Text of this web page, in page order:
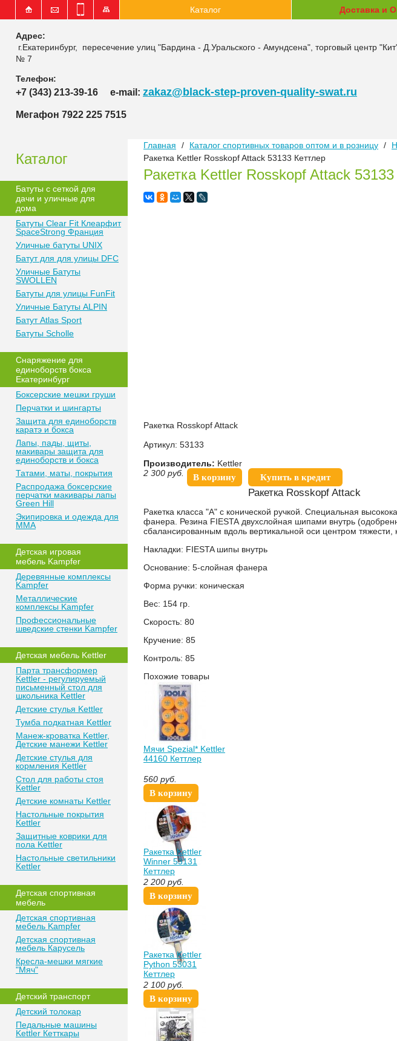
Каталог Доставка и
Адрес:
г.Екатеринбург, пересечение улиц "Бардина - Д.Уральского - Амундсена", торговый центр
№ 7
Телефон:
+7 (343) 213-39-16 e-mail: zakaz@black-step-proven-quality-swat.ru
Мегафон 7922 225 7515
Каталог
Батуты с сеткой для
дачи и уличные для
дома
Батуты Clear Fit Клеарфит
SpaceStrong Франция
Уличные батуты UNIX
Батут для для улицы DFC
Уличные Батуты
SWOLLEN
Батуты для улицы FunFit
Уличные Батуты ALPIN
Батут Atlas Sport
Батуты Scholle
Снаряжение для
единоборств бокса
Екатеринбург
Боксерские мешки груши
Перчатки и шингарты
Защита для единоборств
каратэ и бокса
Лапы, пады, щиты,
макивары защита для
единоборств и бокса
Татами, маты, покрытия
Распродажа боксерские
перчатки макивары лапы
Green Hill
Экипировка и одежда для
MMA
Детская игровая
мебель Kampfer
Деревянные комплексы
Kampfer
Металлические
комплексы Kampfer
Профессиональные
шведские стенки Kampfer
Детская мебель Kettler
Парта трансформер
Kettler - регулируемый
письменный стол для
школьника Kettler
Детские стулья Kettler
Тумба подкатная Kettler
Манеж-кроватка Kettler,
Детские манежи Kettler
Детские стулья для
кормления Kettler
Стол для работы стоя
Kettler
Детские комнаты Kettler
Настольные покрытия
Kettler
Защитные коврики для
пола Kettler
Настольные светильники
Kettler
Детская спортивная
мебель
Детская спортивная
мебель Kampfer
Детская спортивная
мебель Карусель
Кресла-мешки мягкие
"Мяч"
Детский транспорт
Детский толокар
Педальные машины
Kettler Кетткары
Главная / Каталог спортивных товаров оптом и в розницу /
Ракетка Kettler Rosskopf Attack 53133 Кеттлер
Ракетка Kettler Rosskopf Attack 53133
Ракетка Rosskopf Attack
Артикул: 53133
Производитель: Kettler
2 300 руб. В корзину Купить в кредит
Ракетка Rosskopf Attack
Ракетка класса "A" с конической ручкой. Специальная
фанера. Резина FIESTA двухслойная шипами внутрь
сбалансированным вдоль вертикальной оси центром
Накладки: FIESTA шипы внутрь
Основание: 5-слойная фанера
Форма ручки: коническая
Вес: 154 гр.
Скорость: 80
Кручение: 85
Контроль: 85
Похожие товары
Мячи Spezial* Kettler
44160 Кеттлер
560 руб.
В корзину
Ракетка Kettler
Winner 53131
Кеттлер
2 200 руб.
В корзину
Ракетка Kettler
Python 53031
Кеттлер
2 100 руб.
В корзину